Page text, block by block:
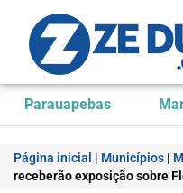
Parauapebas
Página inicial | Municípios |
receberão exposição sobre